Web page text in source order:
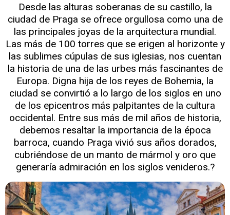
Desde las alturas soberanas de su castillo, la
ciudad de Praga se ofrece orgullosa como una de
las principales joyas de la arquitectura mundial.
Las más de 100 torres que se erigen al horizonte y
las sublimes cúpulas de sus iglesias, nos cuentan
la historia de una de las urbes más fascinantes de
Europa. Digna hija de los reyes de Bohemia, la
ciudad se convirtió a lo largo de los siglos en uno
de los epicentros más palpitantes de la cultura
occidental. Entre sus más de mil años de historia,
debemos resaltar la importancia de la época
barroca, cuando Praga vivió sus años dorados,
cubriéndose de un manto de mármol y oro que
generaría admiración en los siglos venideros.?